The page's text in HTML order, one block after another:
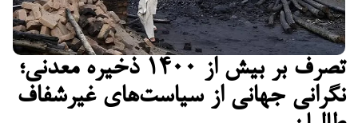
تصرف بر بیش از ۱۴۰۰ ذخیره معدنی؛
نگرانی جهانی از سیاست‌های غیرشفاف